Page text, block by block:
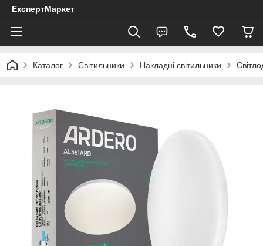
ЕкспертМаркет
Каталог Світильники Накладні світильники